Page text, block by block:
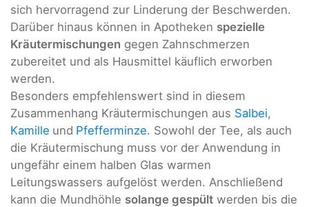
sich hervorragend zur Linderung der Beschwerden.
Darüber hinaus können in Apotheken spezielle
Kräutermischungen gegen Zahnschmerzen
zubereitet und als Hausmittel käuflich erworben
werden.
Besonders empfehlenswert sind in diesem
Zusammenhang Kräutermischungen aus Salbei,
Kamille und Pfefferminze. Sowohl der Tee, als auch
die Kräutermischung muss vor der Anwendung in
ungefähr einem halben Glas warmen
Leitungswassers aufgelöst werden. Anschließend
kann die Mundhöhle solange gespült werden bis die